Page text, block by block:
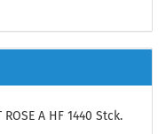
ROSE A HF 1440 Stck.